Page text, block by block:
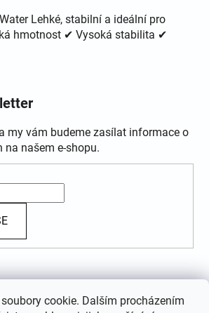
cookie. Dalším procházením
Lehké, stabilní a ideální pro
hmotnost ✔ Vysoká stabilita ✔
my vám budeme zasílat informace o
na našem e-shopu.